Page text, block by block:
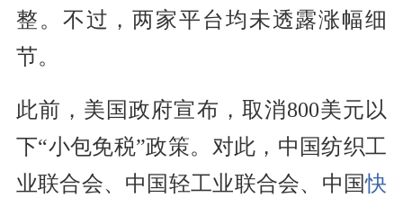
整。不过，两家平台均未透露涨幅细
节。
此前，美国政府宣布，取消800美元以
下“小包免税”政策。对此，中国纺织工
业联合会、中国轻工业联合会、中国快